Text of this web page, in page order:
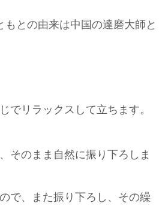
との由来は中国の達磨大師と
でリラックスして立ちます。
そのまま自然に振り下ろしま
で、また振り下ろし、その繰